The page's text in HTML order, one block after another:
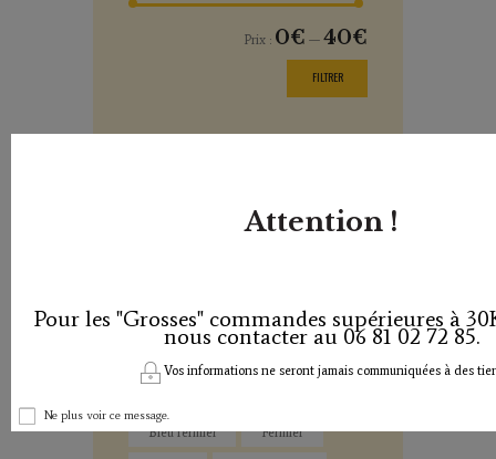
FILTRER
Prix : 0€ —40€
Tags
Bleu fermier Fermier
Attention !
Pour les "Grosses" commandes supérieures à
nous contacter au 06 81 02 72 85.
Vos informations ne seront jamais communiquées à des
Ne plus voir ce message.